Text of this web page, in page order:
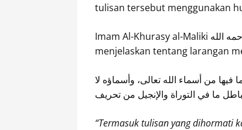
tulisan tersebut menggunakan
menjelaskan tentang larangan
فيها من أسماء الله تعالى، وأسماؤه لا
ما في التوراة والإنجيل من تحريف
“Termasuk tulisan yang dihormati